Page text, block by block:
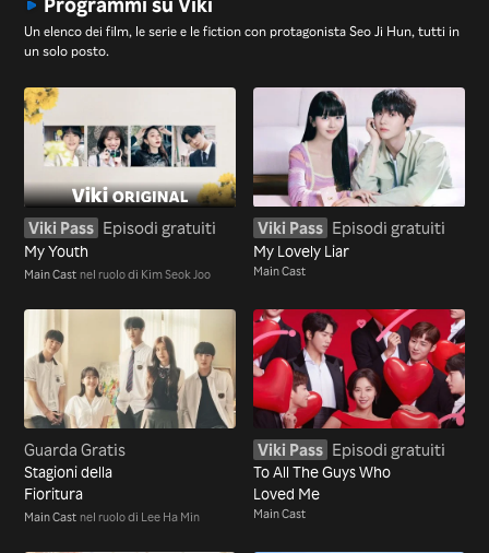
Un elenco dei film, le serie e le fiction con protagonista Seo Ji Hun, tutti in
un solo posto.
Viki Pass Episodi gratuiti
My Youth
Main Cast nel ruolo di Kim Seok Joo
Viki Pass Episodi gratuiti
My Lovely Liar
Main Cast
Guarda Gratis
Stagioni della
Fioritura
Main Cast nel ruolo di Lee Ha Min
Viki Pass Episodi gratuiti
To All The Guys Who
Loved Me
Main Cast